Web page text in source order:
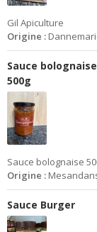
Gil Apiculture
Origine :
Sauce bolognaise
500g
Sauce bolognaise
Origine :
Sauce Burger